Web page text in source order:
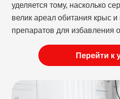
уделяется тому, насколько
велик ареал обитания крыс
препаратов для избавления
Перейти к